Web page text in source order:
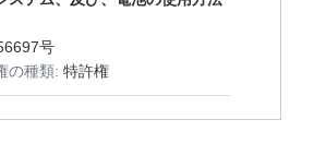
号
の種類: 特許権